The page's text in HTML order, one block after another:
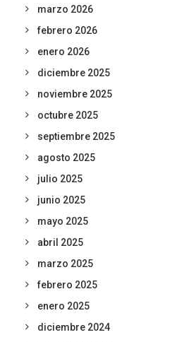
marzo 2026
febrero 2026
enero 2026
diciembre 2025
noviembre 2025
octubre 2025
septiembre 2025
agosto 2025
julio 2025
junio 2025
mayo 2025
abril 2025
marzo 2025
febrero 2025
enero 2025
diciembre 2024